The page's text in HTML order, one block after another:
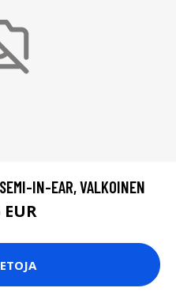
IN-EAR, VALKOINEN
EUR